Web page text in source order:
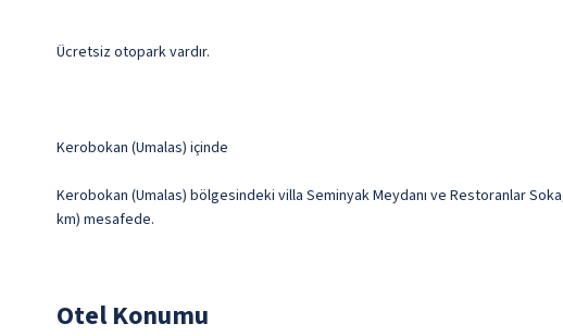
Ücretsiz otopark vardır.
Kerobokan (Umalas) içinde
Kerobokan (Umalas) bölgesindeki villa Seminyak Meydanı ve Restoranlar
km) mesafede.
Otel Konumu